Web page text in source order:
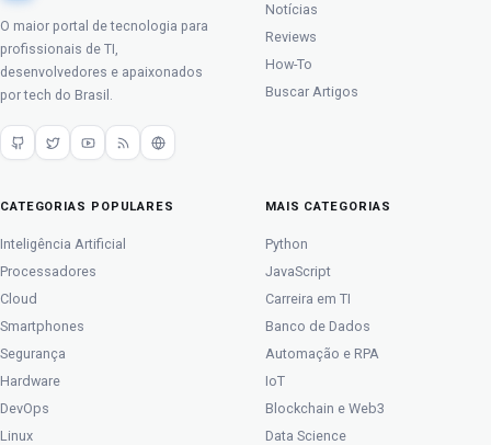
O maior portal de tecnologia para
profissionais de TI,
desenvolvedores e apaixonados
por tech do Brasil.
Notícias
Reviews
How-To
Buscar Artigos
CATEGORIAS POPULARES
Inteligência Artificial
Processadores
Cloud
Smartphones
Segurança
Hardware
DevOps
Linux
MAIS CATEGORIAS
Python
JavaScript
Carreira em TI
Banco de Dados
Automação e RPA
IoT
Blockchain e Web3
Data Science